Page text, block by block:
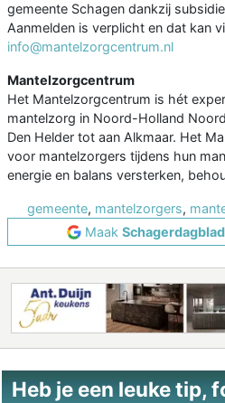
gemeente Schagen dankzij
Aanmelden is verplicht en dat kan
info@mantelzorgcentrum.nl
Mantelzorgcentrum
Het Mantelzorgcentrum is hét
mantelzorg in Noord-Holland
Den Helder tot aan Alkmaar. Het
voor mantelzorgers tijdens hun
energie en balans versterken,
gemeente, mantelzorgers,
Maak Schagerdagblad
Heb je een leuke tip,